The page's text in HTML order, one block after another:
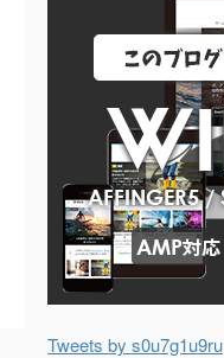
Tweets by s0u7g1u9ru